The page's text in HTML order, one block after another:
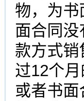
物，为
面合同
款方式
过12个
或者书